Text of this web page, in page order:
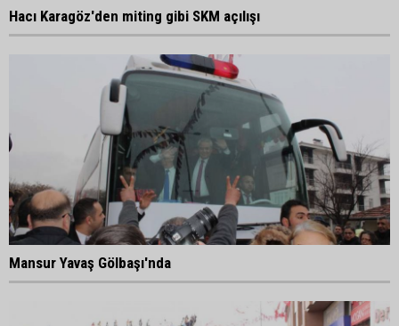
Hacı Karagöz'den miting gibi SKM açılışı
Mansur Yavaş Gölbaşı'nda